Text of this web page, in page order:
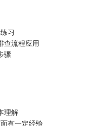
习
查流程应用
骤
理解
有一定经验